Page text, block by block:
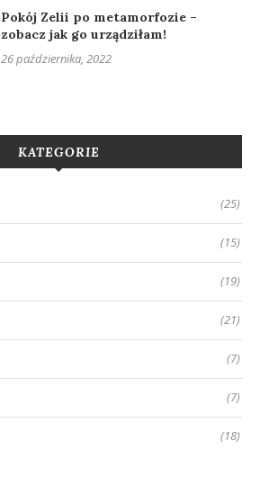
Pokój Zelii po metamorfozie –
zobacz jak go urządziłam!
26 października, 2022
KATEGORIE
(25)
(15)
(19)
(21)
(7)
(7)
(18)